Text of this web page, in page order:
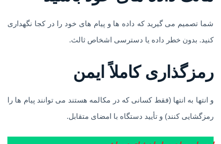
شما تصمیم می گیرید که داده ها و پیام های خود را در کجا نگهداری
کنید. بدون خطر داده یا دسترسی اشخاص ثالث.
رمزگذاری کاملاً ایمن
و انتها به انتها (فقط کسانی که در مکالمه هستند می توانند پیام ها را
رمزگشایی کنند) و تأیید دستگاه با امضای متقابل.